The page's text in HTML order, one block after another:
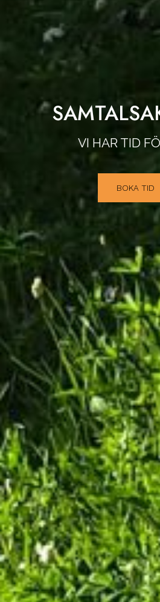
VI HAR TID
BOKA TID